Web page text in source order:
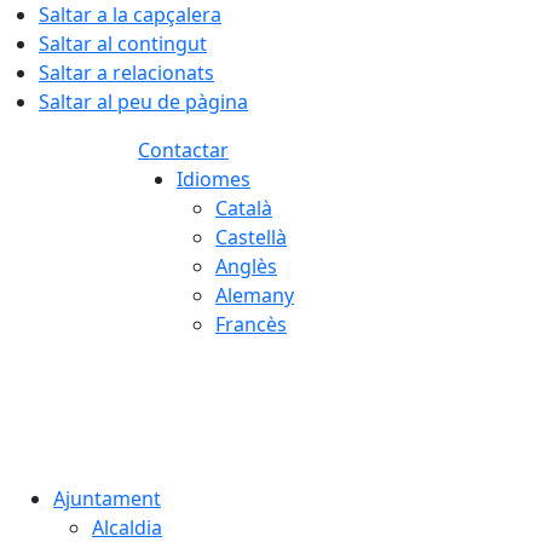
Saltar a la capçalera
Saltar al contingut
Saltar a relacionats
Saltar al peu de pàgina
Contactar
Idiomes
Català
Castellà
Anglès
Alemany
Francès
Ajuntament
Alcaldia